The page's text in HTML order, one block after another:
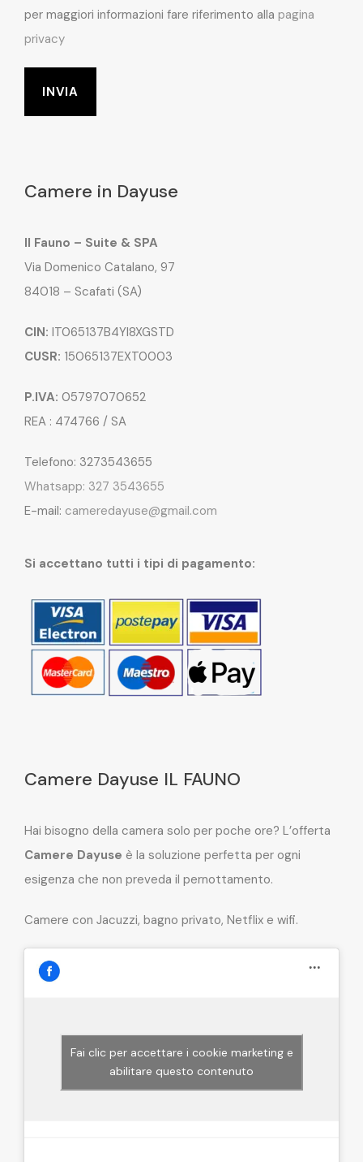
per maggiori informazioni fare riferimento alla pagina
privacy
Camere in Dayuse
Il Fauno – Suite & SPA
Via Domenico Catalano, 97
84018 – Scafati (SA)
CIN: IT065137B4YI8XGSTD
CUSR: 15065137EXT0003
P.IVA: 05797070652
REA : 474766 / SA
Telefono: 3273543655
Whatsapp: 327 3543655
E-mail: cameredayuse@gmail.com
Si accettano tutti i tipi di pagamento:
Camere Dayuse IL FAUNO
Hai bisogno della camera solo per poche ore? L’offerta
Camere Dayuse è la soluzione perfetta per ogni
esigenza che non preveda il pernottamento.
Camere con Jacuzzi, bagno privato, Netflix e wifi.
Fai clic per accettare i cookie marketing e
abilitare questo contenuto